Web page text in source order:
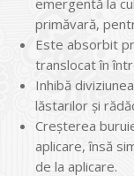
emergentă la
primăvară,
Este absorbit
translocat în
Inhibă
lăstarilor şi
Creşterea
aplicare, însă
de la aplicare.